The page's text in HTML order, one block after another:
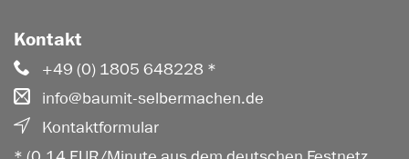
Kontakt
+49 (0) 1805 648228 *
info@baumit-selbermachen.de
Kontaktformular